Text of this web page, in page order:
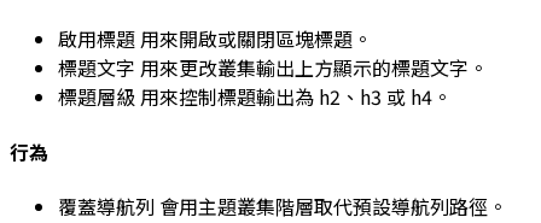
啟用標題 用來開啟或關閉區塊標題。
標題文字 用來更改叢集輸出上方顯示的標題文字。
標題層級 用來控制標題輸出為 h2 、 h3 或 h4 。
行為
覆蓋導航列 會用主題叢集階層取代預設導航列路徑。